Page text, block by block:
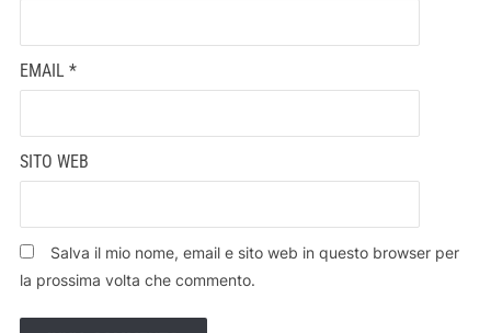
EMAIL *
SITO WEB
Salva il mio nome, email e sito web in questo browser per
la prossima volta che commento.